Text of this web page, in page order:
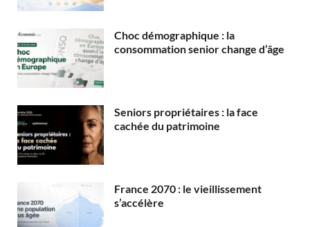
Choc démographique : la
consommation senior change d’âge
Seniors propriétaires : la face
cachée du patrimoine
France 2070 : le vieillissement
s’accélère